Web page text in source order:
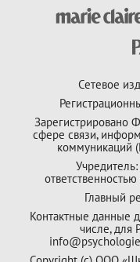
Сетевое
Зарегистрировано
сфере связи,
коммуникаций
Главный
Контактные данные
числе, для